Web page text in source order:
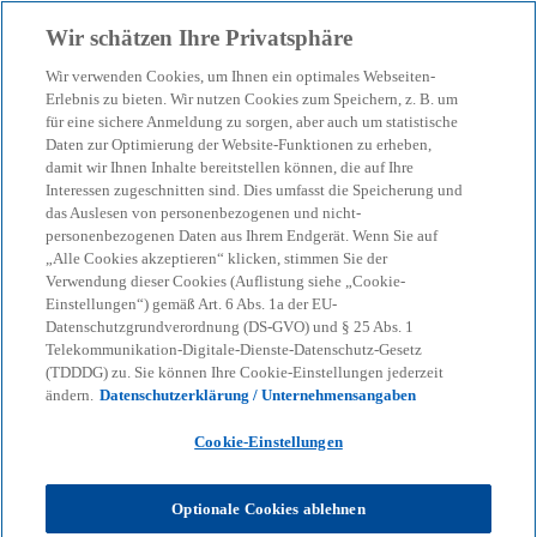
menu search
Maren Schmitz
Wir schätzen Ihre Privatsphäre
Wir verwenden Cookies, um Ihnen ein optimales Webseiten-
Erlebnis zu bieten. Wir nutzen Cookies zum Speichern, z. B. um
für eine sichere Anmeldung zu sorgen, aber auch um statistische
Daten zur Optimierung der Website-Funktionen zu erheben,
damit wir Ihnen Inhalte bereitstellen können, die auf Ihre
Interessen zugeschnitten sind. Dies umfasst die Speicherung und
das Auslesen von personenbezogenen und nicht-
personenbezogenen Daten aus Ihrem Endgerät. Wenn Sie auf
„Alle Cookies akzeptieren“ klicken, stimmen Sie der
Verwendung dieser Cookies (Auflistung siehe „Cookie-
Einstellungen“) gemäß Art. 6 Abs. 1a der EU-
Datenschutzgrundverordnung (DS-GVO) und § 25 Abs. 1
Telekommunikation-Digitale-Dienste-Datenschutz-Gesetz
(TDDDG) zu. Sie können Ihre Cookie-Einstellungen jederzeit
ändern. Datenschutzerklärung / Unternehmensangaben
Cookie-Einstellungen
Optionale Cookies ablehnen